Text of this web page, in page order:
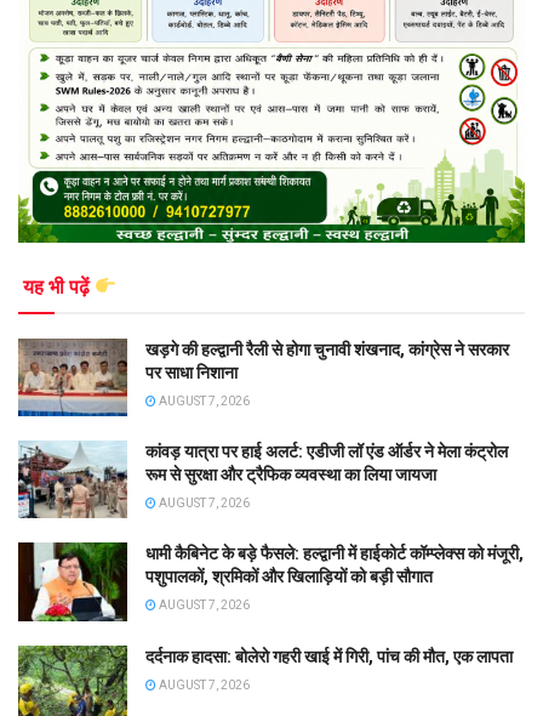
यह भी पढ़ें
खड़गे की हल्द्वानी रैली से होगा चुनावी शंखनाद, कांग्रेस ने सरकार
पर साधा निशाना
AUGUST 7, 2026
कांवड़ यात्रा पर हाई अलर्ट: एडीजी लॉ एंड ऑर्डर ने मेला कंट्रोल
रूम से सुरक्षा और ट्रैफिक व्यवस्था का लिया जायजा
AUGUST 7, 2026
धामी कैबिनेट के बड़े फैसले: हल्द्वानी में हाईकोर्ट कॉम्प्लेक्स को मंजूरी,
पशुपालकों, श्रमिकों और खिलाड़ियों को बड़ी सौगात
AUGUST 7, 2026
दर्दनाक हादसा: बोलेरो गहरी खाई में गिरी, पांच की मौत, एक लापता
AUGUST 7, 2026